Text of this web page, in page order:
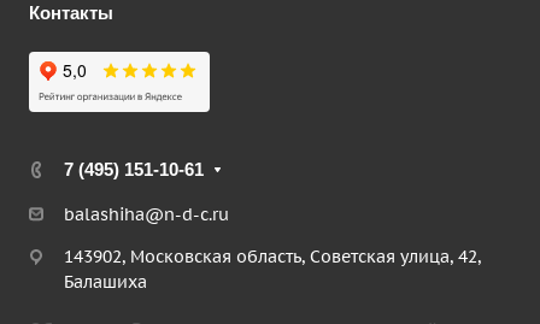
Контакты
7 (495) 151-10-61
balashiha@n-d-c.ru
143902, Московская область, Советская улица, 42,
Балашиха